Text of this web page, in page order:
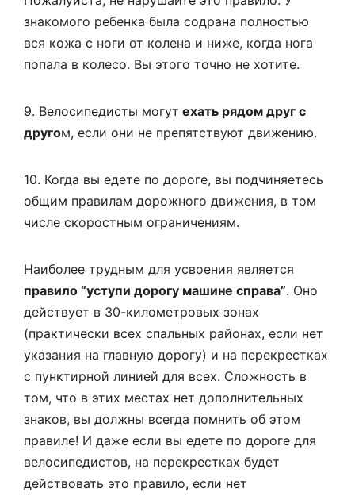
знакомого ребенка была содрана полностью
вся кожа с ноги от колена и ниже, когда нога
попала в колесо. Вы этого точно не хотите.
9. Велосипедисты могут ехать рядом друг с
другом, если они не препятствуют движению.
10. Когда вы едете по дороге, вы подчиняетесь
общим правилам дорожного движения, в том
числе скоростным ограничениям.
Наиболее трудным для усвоения является
правило “уступи дорогу машине справа”. Оно
действует в 30-километровых зонах
(практически всех спальных районах, если нет
указания на главную дорогу) и на перекрестках
с пунктирной линией для всех. Сложность в
том, что в этих местах нет дополнительных
знаков, вы должны всегда помнить об этом
правиле! И даже если вы едете по дороге для
велосипедистов, на перекрестках будет
действовать это правило, если нет